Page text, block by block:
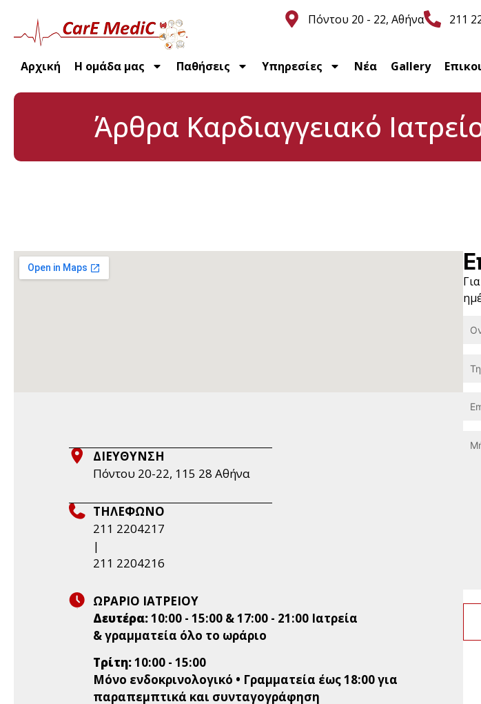
Πόντου 20 - 22, Αθήνα 211
Αρχική Η ομάδα μας Παθήσεις Υπηρεσίες Νέα Gallery
Άρθρα Καρδιαγγειακό
ΔΙΕΥΘΥΝΣΗ
Πόντου 20-22, 115 28 Aθήνα
ΤΗΛΕΦΩΝΟ
211 2204217
|
211 2204216
ΩΡΑΡΙΟ ΙΑΤΡΕΙΟΥ
Δευτέρα:10:00 - 15:00 & 17:00 - 21:00 Ιατρεία
& γραμματεία όλο το ωράριο
Τρίτη:10:00 - 15:00
Μόνο ενδοκρινολογικό • Γραμματεία έως 18:00 για
παραπεμπτικά και συνταγογράφηση